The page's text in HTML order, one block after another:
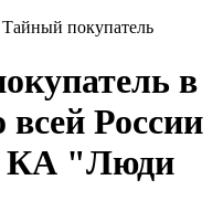
Тайный покупатель
в
России
КА "Люди